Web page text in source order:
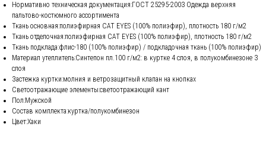
Нормативно техническая документация:ГОСТ 25295-2003 Одежда верхняя
пальтово-костюмного ассортимента
Ткань основная:полиэфирная CAT EYES (100% полиэфир), плотность 180 г/м2
Ткань отделочная:полиэфирная CAT EYES (100% полиэфир), плотность 180 г/м2
Ткань подклада:флис-180 (100% полиэфир) / подкладочная ткань (100% полиэфир)
Материал утеплитель:Синтепон пл.100 г/м2: в куртке 4 слоя, в полукомбинезоне 3
слоя
Застежка куртки:молния и ветрозащитный клапан на кнопках
Светоотражающие элементы:светоотражающий кант
Пол:Мужской
Состав комплекта:куртка/полукомбинезон
Цвет:Хаки